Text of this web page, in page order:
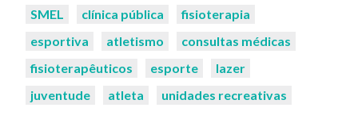
Palavras-
SMEL clínica pública
fisioterapia
esportiva
atletismo
consultas médicas
fisioterapêuticos
esporte
lazer
juventude
atleta unidades recreativas